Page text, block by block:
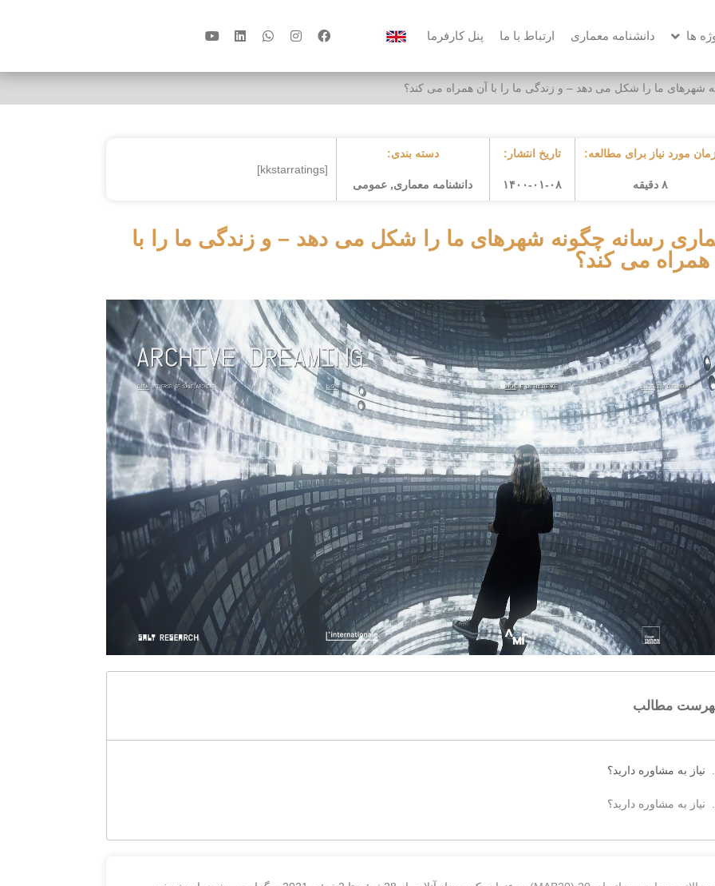
ها دانشنامه معماری ارتباط با ما پنل کارفرما
شهرهای ما را شکل می دهد – و زندگی ما را با آن همراه می کند؟
مورد نیاز برای مطالعه:
۸ دقیقه
تاریخ انتشار:
۱۴۰۰-۰۱-۰۸
دسته بندی:
دانشنامه معماری, عمومی
[kkstarratings]
رسانه چگونه شهرهای ما را شکل می دهد – و زندگی ما را با
همراه می کند؟
مطالب
نیاز به مشاوره دارید؟
نیاز به مشاوره دارید؟